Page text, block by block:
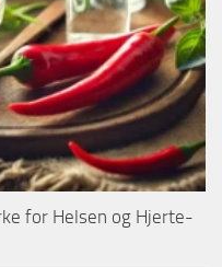
for Helsen og Hjerte-